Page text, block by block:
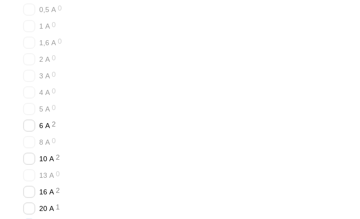
0,5 А 0
1 А 0
1,6 А 0
2 А 0
3 А 0
4 А 0
5 А 0
6 А 2
8 А 0
10 А 2
13 А 0
16 А 2
20 А 1